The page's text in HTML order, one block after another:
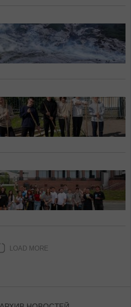
LOAD MORE